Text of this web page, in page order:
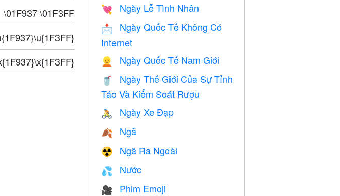
\01F937 \01F3FF 💘 Ngày Lễ Tình Nhân
📩
Ngày Quốc Tế Không Có
Internet
👱 Ngày Quốc Tế Nam Giới
🥤
Ngày Thế Giới Của Sự Tỉnh
Táo Và Kiểm Soát Rượu
🚴 Ngày Xe Đạp
🍂 Ngã
☢️ Ngã Ra Ngoài
💦 Nước
🎥 Phim Emoji